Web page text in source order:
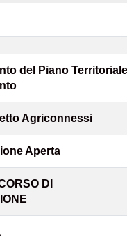
del Piano
Agriconnessi
Aperta
DI